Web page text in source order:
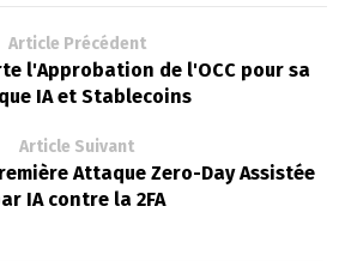
Article Précédent
l'Approbation de l'OCC pour sa
IA et Stablecoins
Article Suivant
Attaque Zero-Day Assistée
IA contre la 2FA